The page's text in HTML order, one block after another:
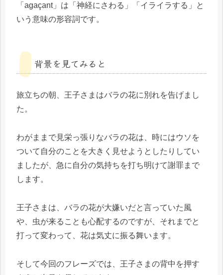
「agaçant」は「神経にさわる」「イライラする」と
いう意味の形容詞です。
背景を見てみると
旅立ちの朝、王子さまはバラの花に別れを告げまし
た。
わがままで見栄っ張りなバラの花は、時にはウソを
ついて自分のことを大きく見せようとしたりしてい
ましたが、急に自分の気持ちを打ち明けて謝罪まで
します。
王子さまは、バラの花が大嫌いだと言っていた風
や、虫が来ることも心配するのですが、それまでと
打って変わって、花は気丈に振る舞います。
そして今回のフレーズでは、王子さまの背中を押す